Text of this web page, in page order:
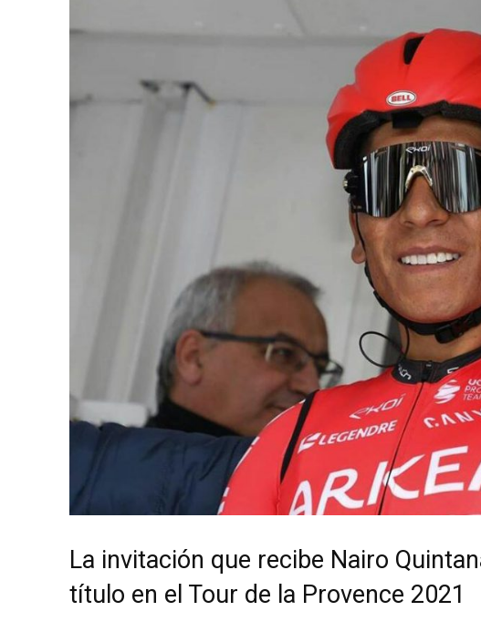
La invitación que recibe Nairo
título en el Tour de la Provence 2021